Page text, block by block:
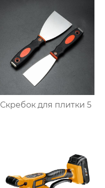
Скребок для плитки 5